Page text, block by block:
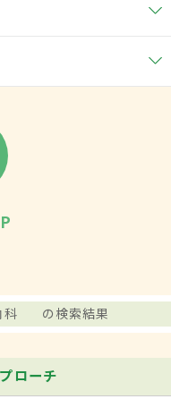
科 の検索結果
ローチ